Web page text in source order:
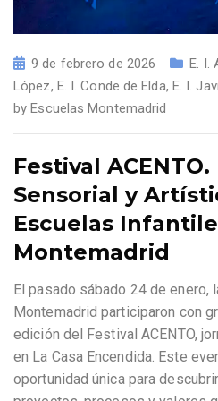
9 de febrero de 2026 E. I.
López, E. I. Conde de Elda, E. I.
by Escuelas Montemadrid
Festival
Sensorial y
Escuelas
Montemadrid
El pasado sábado 24 de
Montemadrid participaron con
edición del Festival ACENTO,
en La Casa Encendida. Este
oportunidad única para